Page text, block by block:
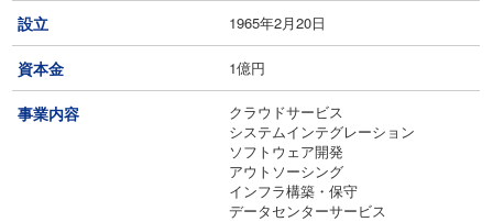
設立 1965年2月20日
資本金 1億円
事業内容
クラウドサービス
システムインテグレーション
ソフトウェア開発
アウトソーシング
インフラ構築・保守
データセンターサービス